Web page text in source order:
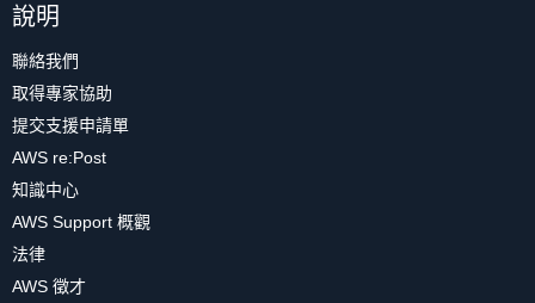
說明
聯絡我們
取得專家協助
提交支援申請單
AWS re:Post
知識中心
AWS Support 概觀
法律
AWS 徵才